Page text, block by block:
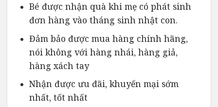
Bé được nhận quà khi mẹ có phát sinh
đơn hàng vào tháng sinh nhật con.
Đảm bảo được mua hàng chính hãng,
nói không với hàng nhái, hàng giả,
hàng xách tay
Nhận được ưu đãi, khuyến mại sớm
nhất, tốt nhất